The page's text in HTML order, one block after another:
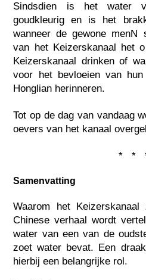
Sindsdien is het water
goudkleurig en is het
wanneer de gewone menN
van het Keizerskanaal het
Keizerskanaal drinken of
voor het bevloeien van
Honglian herinneren.
Tot op de dag van vandaag
oevers van het kanaal
* *
Samenvatting
Waarom het
Chinese verhaal wordt
water van een van de
zoet water bevat. Een
hierbij een belangrijke rol.